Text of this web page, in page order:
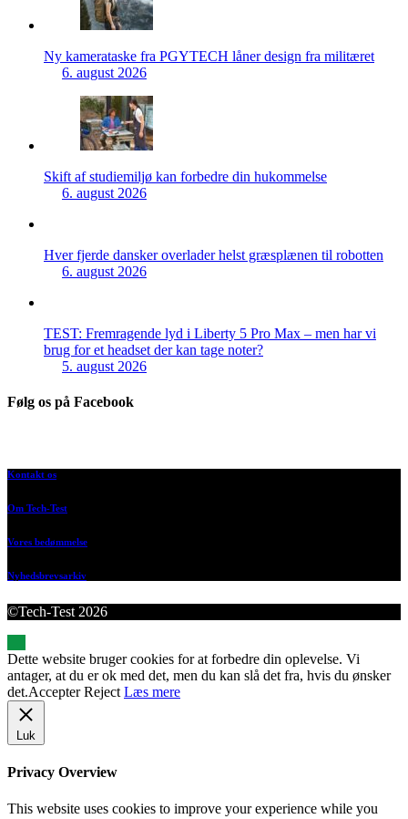
Ny kamerataske fra PGYTECH låner design fra militæret
6. august 2026
Skift af studiemiljø kan forbedre din hukommelse
6. august 2026
Hver fjerde dansker overlader helst græsplænen til robotten
6. august 2026
TEST: Fremragende lyd i Liberty 5 Pro Max – men har vi
brug for et headset der kan tage noter?
5. august 2026
Følg os på Facebook
Kontakt os
Om Tech-Test
Vores bedømmelse
Nyhedsbrevsarkiv
©Tech-Test 2026
Dette website bruger cookies for at forbedre din oplevelse. Vi
antager, at du er ok med det, men du kan slå det fra, hvis du ønsker
det.Accepter Reject Læs mere
Luk
Privacy Overview
This website uses cookies to improve your experience while you